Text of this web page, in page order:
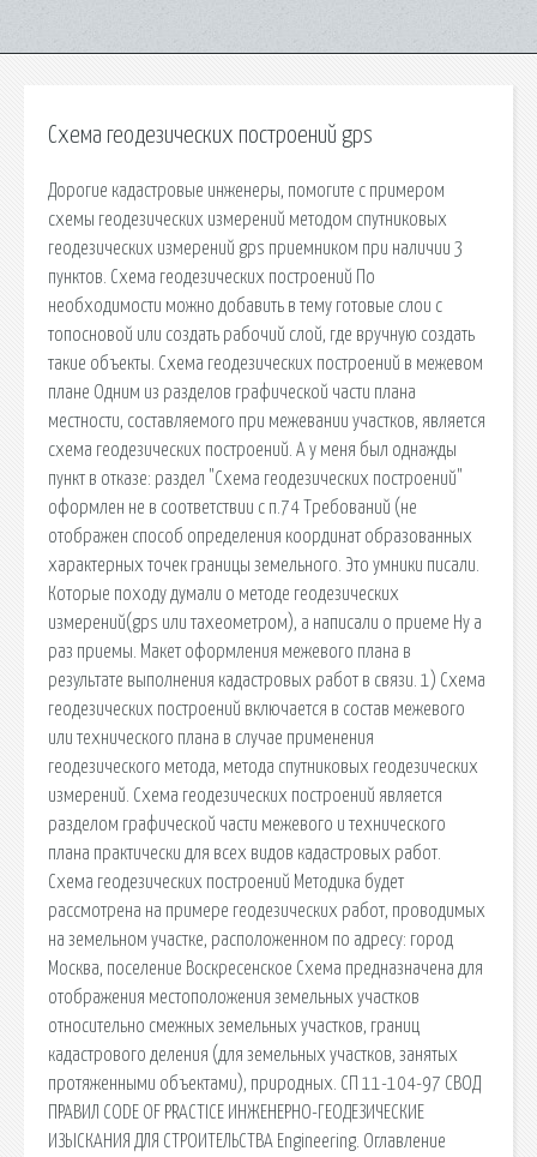
Схема геодезических построений gps
Дорогие кадастровые инженеры, помогите с примером
схемы геодезических измерений методом спутниковых
геодезических измерений gps приемником при наличии 3
пунктов. Схема геодезических построений По
необходимости можно добавить в тему готовые слои с
топосновой или создать рабочий слой, где вручную создать
такие объекты. Схема геодезических построений в межевом
плане Одним из разделов графической части плана
местности, составляемого при межевании участков, является
схема геодезических построений. А у меня был однажды
пункт в отказе: раздел "Схема геодезических построений"
оформлен не в соответствии с п.74 Требований (не
отображен способ определения координат образованных
характерных точек границы земельного. Это умники писали.
Которые походу думали о методе геодезических
измерений(gps или тахеометром), а написали о приеме Ну а
раз приемы. Макет оформления межевого плана в
результате выполнения кадастровых работ в связи. 1) Схема
геодезических построений включается в состав межевого
или технического плана в случае применения
геодезического метода, метода спутниковых геодезических
измерений. Схема геодезических построений является
разделом графической части межевого и технического
плана практически для всех видов кадастровых работ.
Схема геодезических построений Методика будет
рассмотрена на примере геодезических работ, проводимых
на земельном участке, расположенном по адресу: город
Москва, поселение Воскресенское Схема предназначена для
отображения местоположения земельных участков
относительно смежных земельных участков, границ
кадастрового деления (для земельных участков, занятых
протяженными объектами), природных. СП 11-104-97 СВОД
ПРАВИЛ CODE OF PRACTICE ИНЖЕНЕРНО-ГЕОДЕЗИЧЕСКИЕ
ИЗЫСКАНИЯ ДЛЯ СТРОИТЕЛЬСТВА Engineering. Оглавление